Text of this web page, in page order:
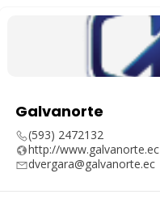
Galvanorte
(593) 2472132
http://www.galvanorte.ec
dvergara@galvanorte.ec